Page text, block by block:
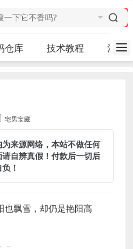
仓库 技术教程 活动
宅男宝藏
来源网络，本站不做任何
自辨真假！付款后一切后
！
也飘雪，却仍是艳阳高